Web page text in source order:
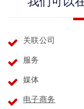
关联公司
服务
媒体
电子商务